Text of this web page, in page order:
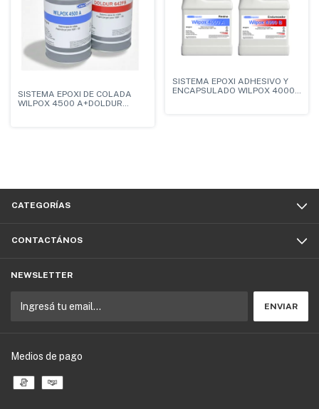
SISTEMA EPOXI DE COLADA
WILPOX 4500 A+DOLDUR
SISTEMA EPOXI ADHESIVO Y
ENCAPSULADO WILPOX 4000
CATEGORÍAS
CONTACTÁNOS
NEWSLETTER
Medios de pago